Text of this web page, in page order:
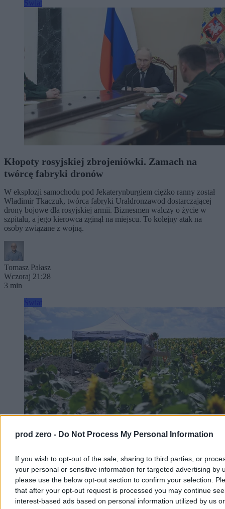
prod zero - Do Not Process My Personal Information
If you wish to opt-out of the sale, sharing to third parties, or
your personal or sensitive information for targeted advertising by
please use the below opt-out section to confirm your selection.
that after your opt-out request is processed you may continue
interest-based ads based on personal information utilized by us or
Kłopoty rosyjskiej zbrojeniówki. Zamach na
twórcę fabryki dronów
W eksplozji samochodu pod Jekaterynburgiem ciężko ranny został
Władimir Tkaczuk, twórca fabryki Urałdronzawod dostarczającej
drony bojowe dla rosyjskiej armii. Biznesmen walczy o życie w
szpitalu, a jego kierowca zginął na miejscu. To kolejny atak na
osoby związane z wojną.
Tomasz Pałasz
Wczoraj 21:28
3 min
Polska rozmawia z Ukrainą. Są nowe ustalenia ws.
poszukiwań i ekshumacji
We Lwowie odbyło się posiedzenie polsko-ukraińskiej Grupy
Roboczej ds. Godnych Pochówków. Przewodniczący Rady ds.